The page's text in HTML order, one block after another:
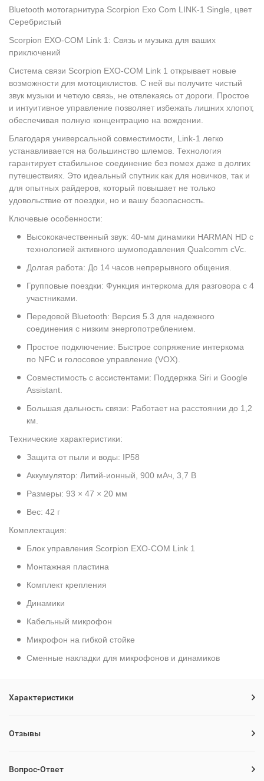
Bluetooth мотогарнитура Scorpion Exo Com LINK-1 Single, цвет
Серебристый
Scorpion EXO-COM Link 1: Связь и музыка для ваших
приключений
Система связи Scorpion EXO-COM Link 1 открывает новые
возможности для мотоциклистов. С ней вы получите чистый
звук музыки и четкую связь, не отвлекаясь от дороги. Простое
и интуитивное управление позволяет избежать лишних хлопот,
обеспечивая полную концентрацию на вождении.
Благодаря универсальной совместимости, Link-1 легко
устанавливается на большинство шлемов. Технология
гарантирует стабильное соединение без помех даже в долгих
путешествиях. Это идеальный спутник как для новичков, так и
для опытных райдеров, который повышает не только
удовольствие от поездки, но и вашу безопасность.
Ключевые особенности:
Высококачественный звук: 40-мм динамики HARMAN HD с
технологией активного шумоподавления Qualcomm cVc.
Долгая работа: До 14 часов непрерывного общения.
Групповые поездки: Функция интеркома для разговора с 4
участниками.
Передовой Bluetooth: Версия 5.3 для надежного
соединения с низким энергопотреблением.
Простое подключение: Быстрое сопряжение интеркома
по NFC и голосовое управление (VOX).
Совместимость с ассистентами: Поддержка Siri и Google
Assistant.
Большая дальность связи: Работает на расстоянии до 1,2
км.
Технические характеристики:
Защита от пыли и воды: IP58
Аккумулятор: Литий-ионный, 900 мАч, 3,7 В
Размеры: 93 × 47 × 20 мм
Вес: 42 г
Комплектация:
Блок управления Scorpion EXO-COM Link 1
Монтажная пластина
Комплект крепления
Динамики
Кабельный микрофон
Микрофон на гибкой стойке
Сменные накладки для микрофонов и динамиков
Характеристики
Отзывы
Вопрос-Ответ